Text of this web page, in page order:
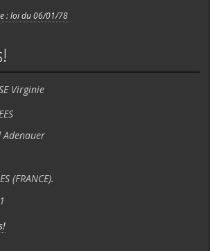
: loi du 06/01/78
Virginie